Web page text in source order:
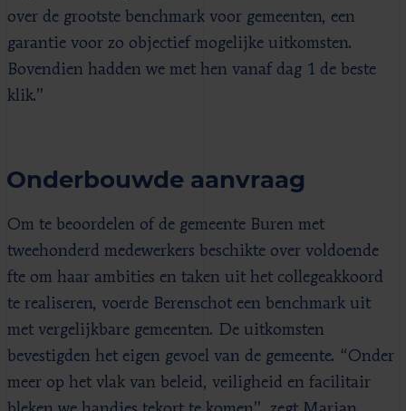
over de grootste benchmark voor gemeenten, een
garantie voor zo objectief mogelijke uitkomsten.
Bovendien hadden we met hen vanaf dag 1 de beste
klik.”
Onderbouwde aanvraag
Om te beoordelen of de gemeente Buren met
tweehonderd medewerkers beschikte over voldoende
fte om haar ambities en taken uit het collegeakkoord
te realiseren, voerde Berenschot een benchmark uit
met vergelijkbare gemeenten. De uitkomsten
bevestigden het eigen gevoel van de gemeente. “Onder
meer op het vlak van beleid, veiligheid en facilitair